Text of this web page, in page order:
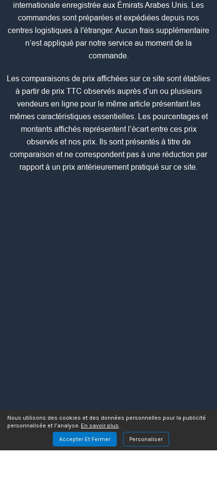
internationale enregistrée aux Émirats Arabes Unis. Les
commandes sont préparées et expédiées depuis nos
centres logistiques à l'étranger. Aucun frais supplémentaire
n’est appliqué par notre service au moment de la
commande.
Les comparaisons de prix affichées sur ce site sont établies
à partir de prix TTC observés auprès d’un ou plusieurs
vendeurs en ligne pour le même article présentant les
mêmes caractéristiques essentielles. Les pourcentages et
montants affichés représentent l’écart entre ces prix
observés et nos prix. Ils sont présentés à titre de
comparaison et ne correspondent pas à une réduction par
rapport à un prix antérieurement pratiqué sur ce site.
Nous utilisons des cookies et des données personnelles pour la publicité
personnalisée et l’analyse. En savoir plus.
Accepter Et Fermer
Personaliser